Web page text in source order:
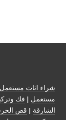
شراء اثاث مستعمل
مستعمل | فك
الشارقة | قص